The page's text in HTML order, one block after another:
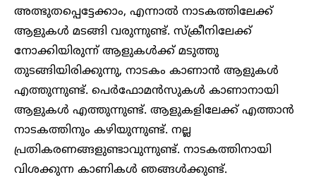
അത്ഭുതപ്പെട്ടേക്കാം, എന്നാൽ നാടകത്തിലേക്ക്
ആളുകൾ മടങ്ങി വരുന്നുണ്ട്. സ്ക്രീനിലേക്ക്
നോക്കിയിരുന്ന് ആളുകൾക്ക് മടുത്തു
തുടങ്ങിയിരിക്കുന്നു, നാടകം കാണാൻ ആളുകൾ
എത്തുന്നുണ്ട്. പെർഫോമൻസുകൾ കാണാനായി
ആളുകൾ എത്തുന്നുണ്ട്. ആളുകളിലേക്ക് എത്താൻ
നാടകത്തിനും കഴിയുന്നുണ്ട്. നല്ല
പ്രതികരണങ്ങളുണ്ടാവുന്നുണ്ട്. നാടകത്തിനായി
വിശക്കുന്ന കാണികൾ ഞങ്ങൾക്കുണ്ട്.